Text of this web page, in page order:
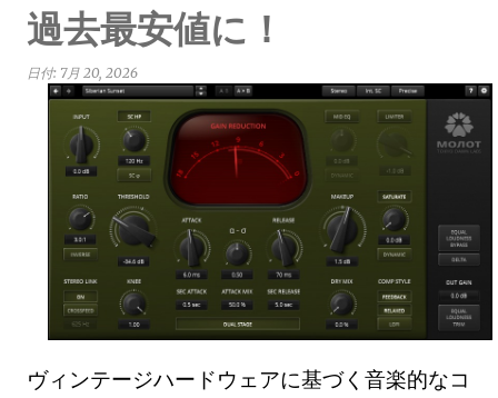
過去最安値に！
日付: 7月 20, 2026
ヴィンテージハードウェアに基づく音楽的なコ